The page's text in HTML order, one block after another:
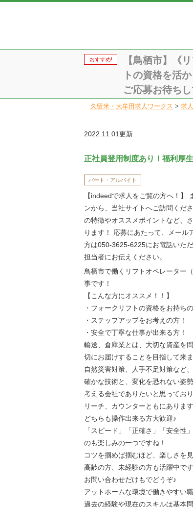
おすすめ!
【鳥栖市】《
トの資格を活
ご応募お待ち
久留米・大牟田求人ワークス > 求
2022.11.01更新
正社員登用制度あり！福利厚
パート・アルバイト
【indeedで求人をご覧の方へ！】
ンから、当社サイトへご訪問くだ
の特徴やオススメポイントなど、
ります！ 応募にあたって、メール
方は050-3625-6225にお電話いた
担当者にお伝えください。
鳥栖市で働くリフトオペレーター
事です！
【こんな方にオススメ！！】
・フォークリフトの資格をお持ちの
・ステップアップをお考えの方！
・安全で丁寧な仕事が出来る方！
輸送、倉庫業とは、大切な資産を
切にお届けすることを目指して来ま
自然災害対策、人手不足対策など
確かな技術と、変化を恐れない姿
考える会社でありたいと思っており
リーチ、カウンターともにあります
どちらも操作出来る方大歓迎♪
「スピード」「正確さ」「安全性
のも楽しみの一つですね！
コツを掴めば掴むほど、楽しさを
高齢の方、未経験の方も活躍中です
お問い合わせだけもでどうぞ♪
アットホームな環境で働きやすい
過去の経験や現在のスキルは基本